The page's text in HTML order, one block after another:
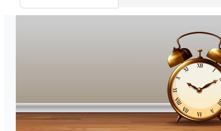
Toutes Images
Événements Éditoriaux